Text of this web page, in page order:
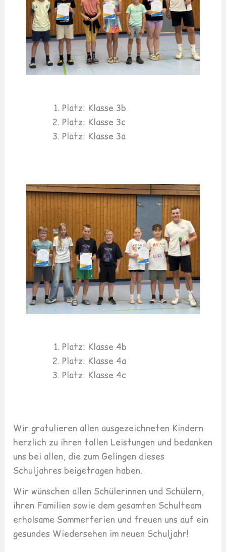
Platz: Klasse 3b
Platz: Klasse 3c
Platz: Klasse 3a
Platz: Klasse 4b
Platz: Klasse 4a
Platz: Klasse 4c
Wir gratulieren allen ausgezeichneten Kindern
herzlich zu ihren tollen Leistungen und bedanken
uns bei allen, die zum Gelingen dieses
Schuljahres beigetragen haben.
Wir wünschen allen Schülerinnen und Schülern,
ihren Familien sowie dem gesamten Schulteam
erholsame Sommerferien und freuen uns auf ein
gesundes Wiedersehen im neuen Schuljahr!